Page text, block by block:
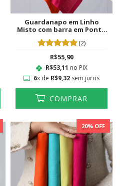
Guardanapo em Linho
Misto com barra em Ponto
Ajour Pink
(2)
R$55,90
R$53,11 no PIX
6x de R$9,32 sem juros
COMPRAR
20% OFF